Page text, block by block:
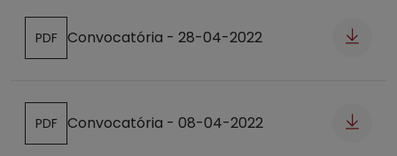
Abre num novo separador
PDF Convocatória - 28-04-2022
Abre num novo separador
PDF Convocatória - 08-04-2022